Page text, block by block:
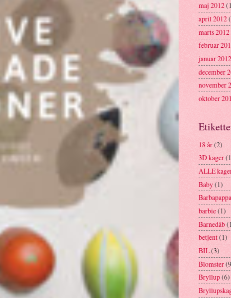
maj 2012
april 2012
marts 2012
februar
januar 2012
december
november
oktober
18 år(2)
3D kager
ALLE
Baby(1)
Barbapappa
barbie(1)
Barnedåb
betjent(1)
BIL(3)
Blomster
Bryllup(6)